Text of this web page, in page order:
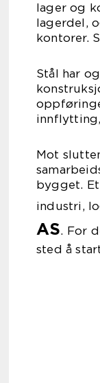
lager og
lagerdel,
kontorer.
Stål har
Mot
bygget.
industri,
AS. For
sted å